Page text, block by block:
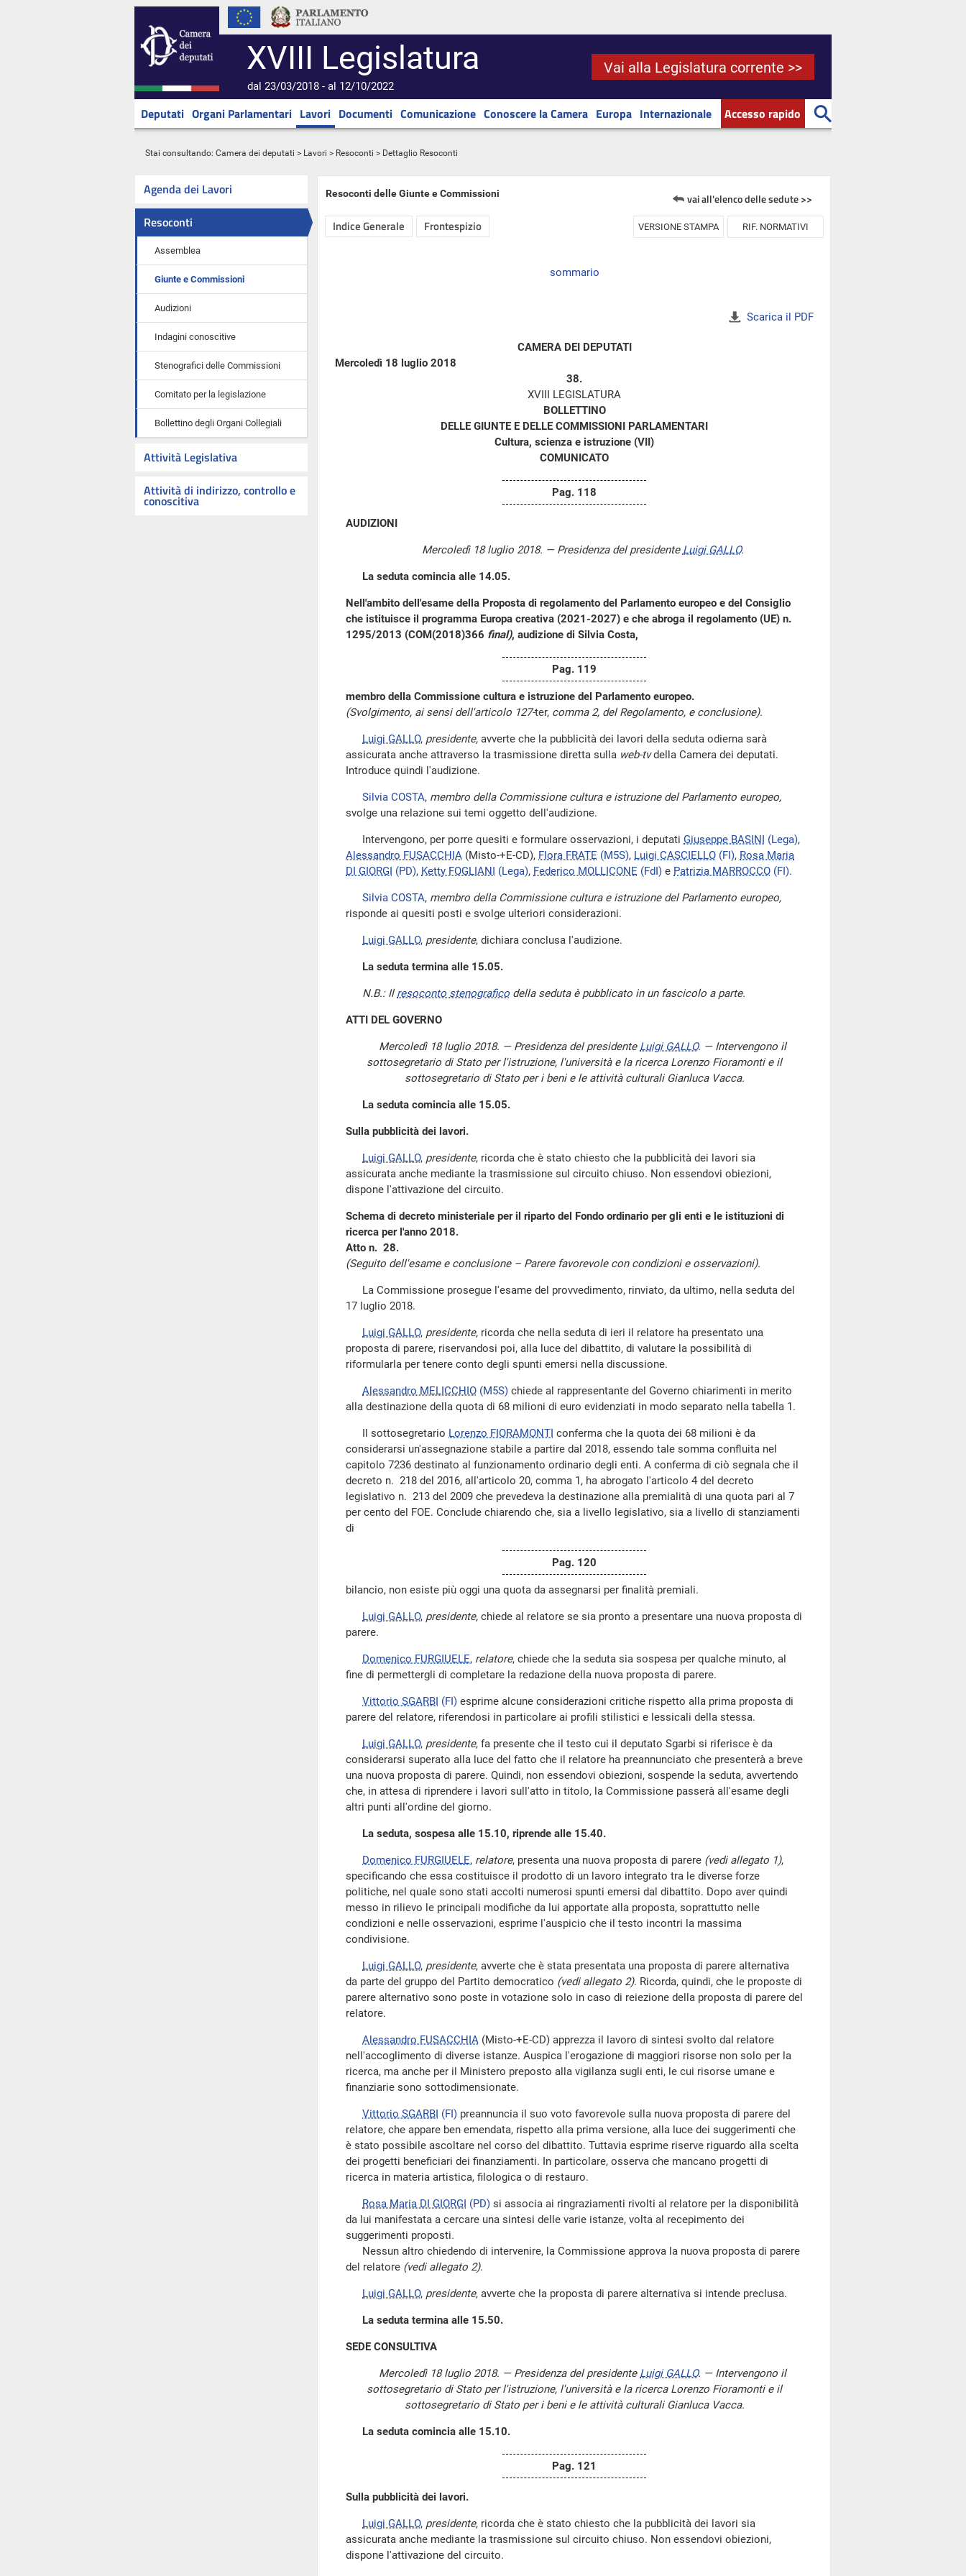
XVIII Legislatura
dal 23/03/2018 - al 12/10/2022
Vai alla Legislatura corrente >>
Deputati Organi Parlamentari Lavori Documenti Comunicazione Conoscere la Camera Europa Internazionale Accesso rapido
Stai consultando: Camera dei deputati > Lavori > Resoconti > Dettaglio Resoconti
Agenda dei Lavori
Resoconti
Assemblea
Giunte e Commissioni
Audizioni
Indagini conoscitive
Stenografici delle Commissioni
Comitato per la legislazione
Bollettino degli Organi Collegiali
Attività Legislativa
Attività di indirizzo, controllo e
conoscitiva
Resoconti delle Giunte e Commissioni vai all'elenco delle sedute >>
Indice Generale Frontespizio VERSIONE STAMPA RIF. NORMATIVI
sommario
Scarica il PDF
CAMERA DEI DEPUTATI
Mercoledì 18 luglio 2018
38.
XVIII LEGISLATURA
BOLLETTINO
DELLE GIUNTE E DELLE COMMISSIONI PARLAMENTARI
Cultura, scienza e istruzione (VII)
COMUNICATO
Pag. 118
AUDIZIONI
Mercoledì 18 luglio 2018. — Presidenza del presidente Luigi GALLO.
La seduta comincia alle 14.05.
Nell'ambito dell'esame della Proposta di regolamento del Parlamento europeo e del Consiglio
che istituisce il programma Europa creativa (2021-2027) e che abroga il regolamento (UE) n.
1295/2013 (COM(2018)366 final), audizione di Silvia Costa,
Pag. 119
membro della Commissione cultura e istruzione del Parlamento europeo.
(Svolgimento, ai sensi dell'articolo 127-ter, comma 2, del Regolamento, e conclusione).
Luigi GALLO, presidente, avverte che la pubblicità dei lavori della seduta odierna sarà
assicurata anche attraverso la trasmissione diretta sulla web-tvdella Camera dei deputati.
Introduce quindi l'audizione.
Silvia COSTA, membro della Commissione cultura e istruzione del Parlamento europeo,
svolge una relazione sui temi oggetto dell'audizione.
Intervengono, per porre quesiti e formulare osservazioni, i deputati Giuseppe BASINI (Lega),
Alessandro FUSACCHIA (Misto-+E-CD), Flora FRATE (M5S), Luigi CASCIELLO (FI), Rosa Maria
DI GIORGI (PD), Ketty FOGLIANI (Lega), Federico MOLLICONE (FdI) e Patrizia MARROCCO (FI).
Silvia COSTA, membro della Commissione cultura e istruzione del Parlamento europeo,
risponde ai quesiti posti e svolge ulteriori considerazioni.
Luigi GALLO, presidente, dichiara conclusa l'audizione.
La seduta termina alle 15.05.
N.B.: Ilresoconto stenografico della seduta è pubblicato in un fascicolo a parte.
ATTI DEL GOVERNO
Mercoledì 18 luglio 2018. — Presidenza del presidente Luigi GALLO. — Intervengono il
sottosegretario di Stato per l'istruzione, l'università e la ricerca Lorenzo Fioramonti e il
sottosegretario di Stato per i beni e le attività culturali Gianluca Vacca.
La seduta comincia alle 15.05.
Sulla pubblicità dei lavori.
Luigi GALLO, presidente, ricorda che è stato chiesto che la pubblicità dei lavori sia
assicurata anche mediante la trasmissione sul circuito chiuso. Non essendovi obiezioni,
dispone l'attivazione del circuito.
Schema di decreto ministeriale per il riparto del Fondo ordinario per gli enti e le istituzioni di
ricerca per l'anno 2018.
Atto n. 28.
(Seguito dell'esame e conclusione – Parere favorevole con condizioni e osservazioni).
La Commissione prosegue l'esame del provvedimento, rinviato, da ultimo, nella seduta del
17 luglio 2018.
Luigi GALLO, presidente, ricorda che nella seduta di ieri il relatore ha presentato una
proposta di parere, riservandosi poi, alla luce del dibattito, di valutare la possibilità di
riformularla per tenere conto degli spunti emersi nella discussione.
Alessandro MELICCHIO (M5S) chiede al rappresentante del Governo chiarimenti in merito
alla destinazione della quota di 68 milioni di euro evidenziati in modo separato nella tabella 1.
Il sottosegretario Lorenzo FIORAMONTI conferma che la quota dei 68 milioni è da
considerarsi un'assegnazione stabile a partire dal 2018, essendo tale somma confluita nel
capitolo 7236 destinato al funzionamento ordinario degli enti. A conferma di ciò segnala che il
decreto n. 218 del 2016, all'articolo 20, comma 1, ha abrogato l'articolo 4 del decreto
legislativo n. 213 del 2009 che prevedeva la destinazione alla premialità di una quota pari al 7
per cento del FOE. Conclude chiarendo che, sia a livello legislativo, sia a livello di stanziamenti
di
Pag. 120
bilancio, non esiste più oggi una quota da assegnarsi per finalità premiali.
Luigi GALLO, presidente, chiede al relatore se sia pronto a presentare una nuova proposta di
parere.
Domenico FURGIUELE, relatore, chiede che la seduta sia sospesa per qualche minuto, al
fine di permettergli di completare la redazione della nuova proposta di parere.
Vittorio SGARBI (FI) esprime alcune considerazioni critiche rispetto alla prima proposta di
parere del relatore, riferendosi in particolare ai profili stilistici e lessicali della stessa.
Luigi GALLO, presidente, fa presente che il testo cui il deputato Sgarbi si riferisce è da
considerarsi superato alla luce del fatto che il relatore ha preannunciato che presenterà a breve
una nuova proposta di parere. Quindi, non essendovi obiezioni, sospende la seduta, avvertendo
che, in attesa di riprendere i lavori sull'atto in titolo, la Commissione passerà all'esame degli
altri punti all'ordine del giorno.
La seduta, sospesa alle 15.10, riprende alle 15.40.
Domenico FURGIUELE, relatore, presenta una nuova proposta di parere (vedi allegato 1),
specificando che essa costituisce il prodotto di un lavoro integrato tra le diverse forze
politiche, nel quale sono stati accolti numerosi spunti emersi dal dibattito. Dopo aver quindi
messo in rilievo le principali modifiche da lui apportate alla proposta, soprattutto nelle
condizioni e nelle osservazioni, esprime l'auspicio che il testo incontri la massima
condivisione.
Luigi GALLO, presidente, avverte che è stata presentata una proposta di parere alternativa
da parte del gruppo del Partito democratico (vedi allegato 2). Ricorda, quindi, che le proposte di
parere alternativo sono poste in votazione solo in caso di reiezione della proposta di parere del
relatore.
Alessandro FUSACCHIA (Misto-+E-CD) apprezza il lavoro di sintesi svolto dal relatore
nell'accoglimento di diverse istanze. Auspica l'erogazione di maggiori risorse non solo per la
ricerca, ma anche per il Ministero preposto alla vigilanza sugli enti, le cui risorse umane e
finanziarie sono sottodimensionate.
Vittorio SGARBI (FI) preannuncia il suo voto favorevole sulla nuova proposta di parere del
relatore, che appare ben emendata, rispetto alla prima versione, alla luce dei suggerimenti che
è stato possibile ascoltare nel corso del dibattito. Tuttavia esprime riserve riguardo alla scelta
dei progetti beneficiari dei finanziamenti. In particolare, osserva che mancano progetti di
ricerca in materia artistica, filologica o di restauro.
Rosa Maria DI GIORGI (PD) si associa ai ringraziamenti rivolti al relatore per la disponibilità
da lui manifestata a cercare una sintesi delle varie istanze, volta al recepimento dei
suggerimenti proposti.
Nessun altro chiedendo di intervenire, la Commissione approva la nuova proposta di parere
del relatore (vedi allegato 2).
Luigi GALLO, presidente, avverte che la proposta di parere alternativa si intende preclusa.
La seduta termina alle 15.50.
SEDE CONSULTIVA
Mercoledì 18 luglio 2018. — Presidenza del presidente Luigi GALLO. — Intervengono il
sottosegretario di Stato per l'istruzione, l'università e la ricerca Lorenzo Fioramonti e il
sottosegretario di Stato per i beni e le attività culturali Gianluca Vacca.
La seduta comincia alle 15.10.
Pag. 121
Sulla pubblicità dei lavori.
Luigi GALLO, presidente, ricorda che è stato chiesto che la pubblicità dei lavori sia
assicurata anche mediante la trasmissione sul circuito chiuso. Non essendovi obiezioni,
dispone l'attivazione del circuito.